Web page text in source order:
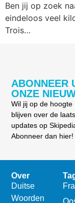
Ben jij op zoek
eindeloos veel
Trois…
ABONNEER
ONZE
Wil jij op de hoogte
blijven over de
updates op
Abonneer dan hier!
Over
Duitse
Woorden